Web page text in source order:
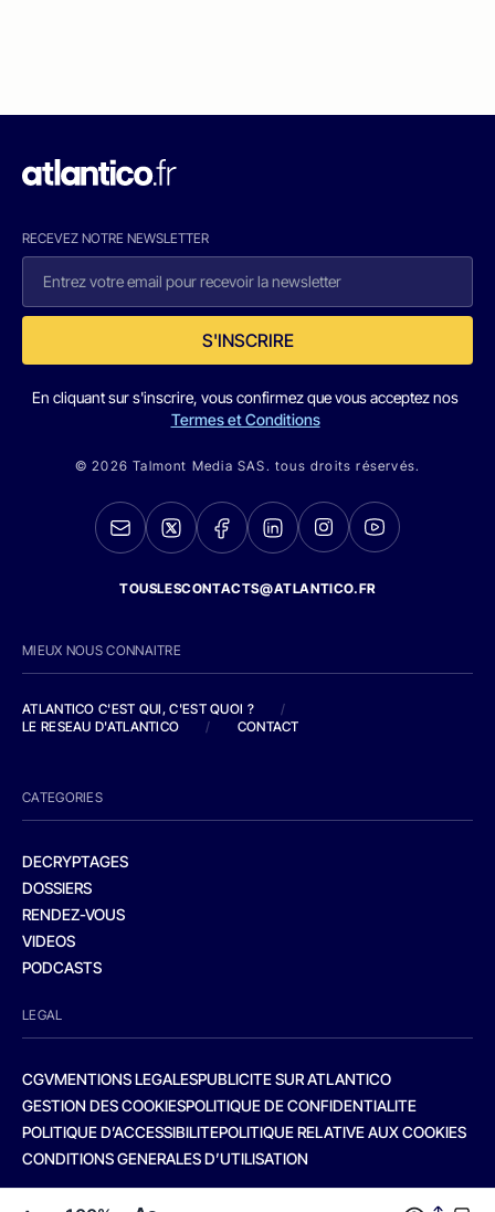
RECEVEZ NOTRE NEWSLETTER
S'INSCRIRE
En cliquant sur s'inscrire, vous confirmez que vous acceptez nos
Termes et Conditions
© 2026 Talmont Media SAS. tous droits réservés.
TOUSLESCONTACTS@ATLANTICO.FR
MIEUX NOUS CONNAITRE
ATLANTICO C'EST QUI, C'EST QUOI ?
/
LE RESEAU D'ATLANTICO
/ CONTACT
CATEGORIES
DECRYPTAGES
DOSSIERS
RENDEZ-VOUS
VIDEOS
PODCASTS
LEGAL
CGVMENTIONS LEGALESPUBLICITE SUR ATLANTICO
GESTION DES COOKIESPOLITIQUE DE CONFIDENTIALITE
POLITIQUE D’ACCESSIBILITEPOLITIQUE RELATIVE AUX COOKIES
CONDITIONS GENERALES D’UTILISATION